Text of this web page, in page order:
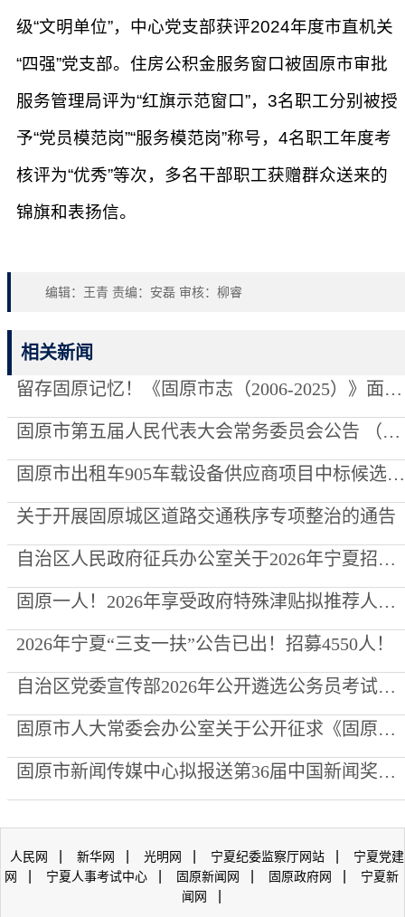
级“文明单位”，中心党支部获评2024年度市直机关
“四强”党支部。住房公积金服务窗口被固原市审批
服务管理局评为“红旗示范窗口”，3名职工分别被授
予“党员模范岗”“服务模范岗”称号，4名职工年度考
核评为“优秀”等次，多名干部职工获赠群众送来的
锦旗和表扬信。
编辑：王青 责编：安磊 审核：柳睿
相关新闻
留存固原记忆！《固原市志（2006-2025）》面向全社会征集资料
固原市第五届人民代表大会常务委员会公告 （第8号）
固原市出租车905车载设备供应商项目中标候选人公示
关于开展固原城区道路交通秩序专项整治的通告
自治区人民政府征兵办公室关于2026年宁夏招收定向培养军士的通告
固原一人！2026年享受政府特殊津贴拟推荐人选公示
2026年宁夏“三支一扶”公告已出！招募4550人！
自治区党委宣传部2026年公开遴选公务员考试总成绩暨进入考察人员名单公示公告
固原市人大常委会办公室关于公开征求《固原古城遗址保护条例（草案）》意见建议的公告
固原市新闻传媒中心拟报送第36届中国新闻奖专项参评作品公示
人民网 新华网 光明网 宁夏纪委监察厅网站
宁夏党建
网
宁夏人事考试中心 固原新闻网 固原政府网
宁夏新
闻网